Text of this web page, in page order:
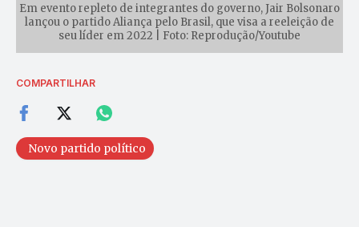
Em evento repleto de integrantes do governo, Jair Bolsonaro
lançou o partido Aliança pelo Brasil, que visa a reeleição de
seu líder em 2022 | Foto: Reprodução/Youtube
COMPARTILHAR
Novo partido político